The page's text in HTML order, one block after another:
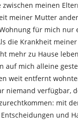
zwischen meinen
meiner Mutter
für mich nur
die Krankheit
mehr zu Hause
auf mich alleine
weit entfernt
niemand verfügbar,
mit
und